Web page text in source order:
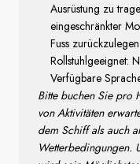
Ausrüstung zu
eingeschränkter
Fuss zurückzulegen.
Rollstuhlgeeignet:
Verfügbare
Bitte buchen Sie pro
von Aktivitäten
dem Schiff als auch
Wetterbedingungen.